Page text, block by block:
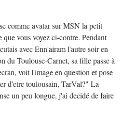
comme avatar sur MSN la petit
que vous voyez ci-contre. Pendant
avec Enn'airam l'autre soir en
du Toulouse-Carnet, sa fille passe à
voit l'image en question et pose
d'etre toulousain, TarVal?" La
un peu longue, j'ai decidé de faire